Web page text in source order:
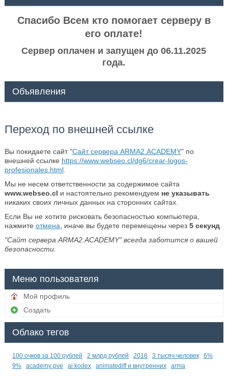
Спасибо Всем кто помогает серверу в
его оплате!
Сервер оплачен и запущен до 06.11.2025
года.
Объявления
Переход по внешней ссылке
Вы покидаете сайт "Сайт сервера ARMA2.ACADEMY" по
внешней ссылке https://www.webseo.cl/dg6/crear-logos-
profesionales.html.
Мы не несем ответственности за содержимое сайта
www.webseo.cl и настоятельно рекомендуем не указывать
никаких своих личных данных на сторонних сайтах.
Если Вы не хотите рисковать безопасностью компьютера,
нажмите отмена , иначе вы будете перемещены через 5секунд
"Сайт сервера ARMA2.ACADEMY" всегда заботится о вашей
безопасности.
Меню пользователя
Мой профиль
Создать
Облако тегов
100 очков за 100 рублей 2 млрд рублей 2016 3 тысяч человек
6%
9%
academy pve ai kodex animatediff и внутренних arma